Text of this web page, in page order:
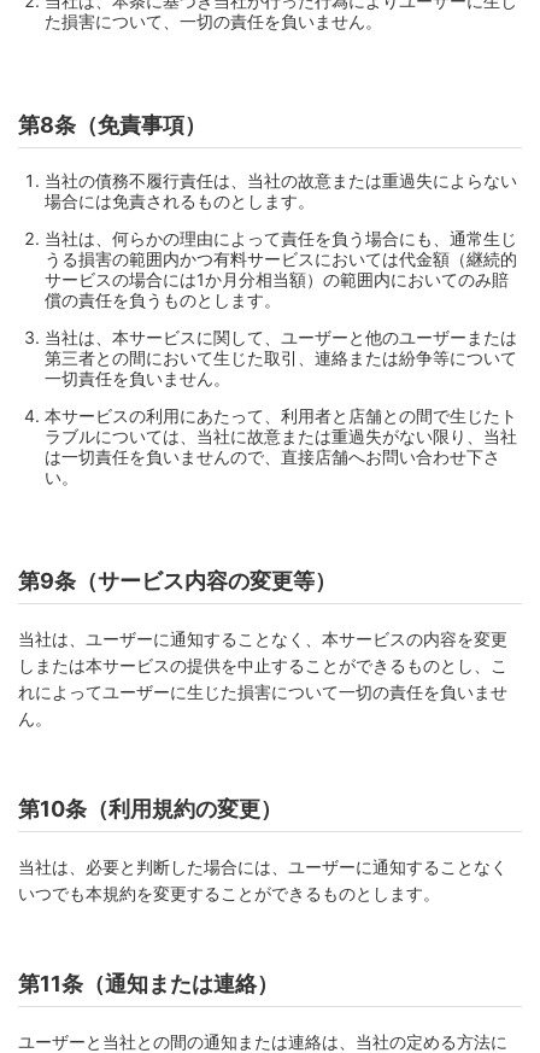
た損害について、一切の責任を負いません。
第8条（免責事項）
当社の債務不履行責任は、当社の故意または重過失によらない
場合には免責されるものとします。
当社は、何らかの理由によって責任を負う場合にも、通常生じ
うる損害の範囲内かつ有料サービスにおいては代金額（継続的
サービスの場合には1か月分相当額）の範囲内においてのみ賠
償の責任を負うものとします。
当社は、本サービスに関して、ユーザーと他のユーザーまたは
第三者との間において生じた取引、連絡または紛争等について
一切責任を負いません。
本サービスの利用にあたって、利用者と店舗との間で生じたト
ラブルについては、当社に故意または重過失がない限り、当社
は一切責任を負いませんので、直接店舗へお問い合わせ下さ
い。
第9条（サービス内容の変更等）
当社は、ユーザーに通知することなく、本サービスの内容を変更
しまたは本サービスの提供を中止することができるものとし、こ
れによってユーザーに生じた損害について一切の責任を負いませ
ん。
第10条（利用規約の変更）
当社は、必要と判断した場合には、ユーザーに通知することなく
いつでも本規約を変更することができるものとします。
第11条（通知または連絡）
ユーザーと当社との間の通知または連絡は、当社の定める方法に